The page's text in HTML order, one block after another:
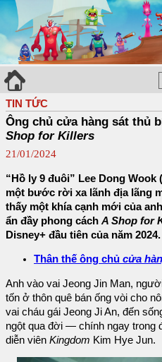
TIN TỨC
Ông chủ cửa hàng sát thủ
Shop for Killers
21/01/2024
“Hồ ly 9 đuôi” Lee Dong Wook (
một bước rời xa lãnh địa lãng
thấy một khía cạnh mới của
ẩn đầy phong cách A Shop for
Disney+ đầu tiên của năm 2024.
Thân thế ông chủ cửa
Anh vào vai Jeong Jin Man,
tốn ở thôn quê bán ống vòi cho
vai cháu gái Jeong Ji An, đến
ngột qua đời — chính ngay trong
diễn viên Kingdom Kim Hye Jun.